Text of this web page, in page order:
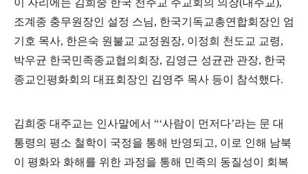
이 자리에는 김희중 한국 천주교 주교회의 의장(대주교 ),
조계종 충무원장인 설정 스님, 한국기독교총연합회장인 엄
기호 목사, 한은숙 원불교 교정원장, 이정희 천도교 교령,
박우균 한국민족종교협의회장, 김영근 성균관 관장, 한국
종교인평화회의 대표회장인 김영주 목사 등이 참석했다.
김희중 대주교는 인사말에서 “‘사람이 먼저다’라는 문 대
통령의 평소 철학이 국정을 통해 반영되고, 이로 인해 남북
이 평화와 화해를 위한 과정을 통해 민족의 동질성이 회복